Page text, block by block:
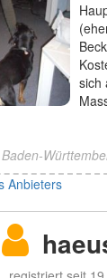
sich
Anbieters